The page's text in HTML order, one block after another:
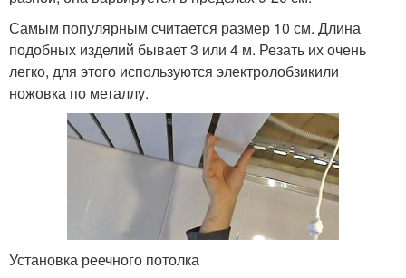
Самым популярным считается размер 10 см. Длина
подобных изделий бывает 3 или 4 м. Резать их очень
легко, для этого используются электролобзикили
ножовка по металлу.
Установка реечного потолка